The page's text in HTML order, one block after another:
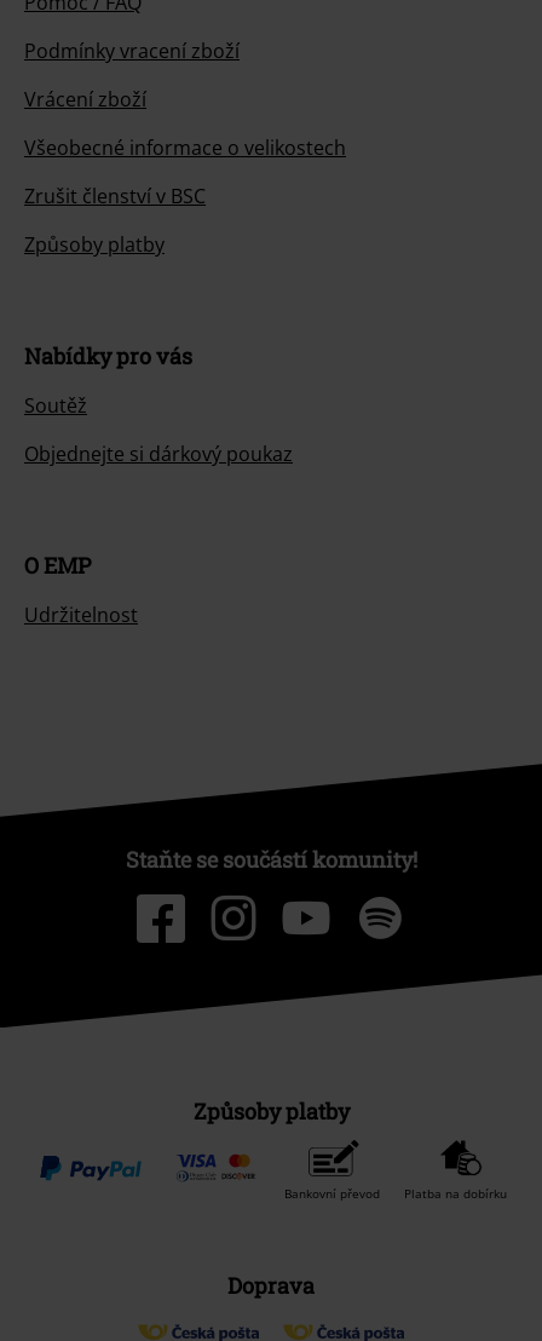
Podmínky vracení zboží
Vrácení zboží
Všeobecné informace o velikostech
Zrušit členství v BSC
Způsoby platby
Nabídky pro vás
Soutěž
Objednejte si dárkový poukaz
O EMP
Udržitelnost
Staňte se součástí komunity!
Způsoby platby
Bankovní převod Platba na dobírku
Doprava